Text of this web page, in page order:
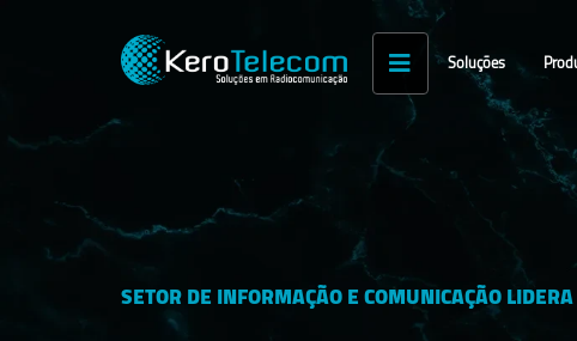
Soluções
SETOR DE INFORMAÇÃO E COMUNICAÇÃO